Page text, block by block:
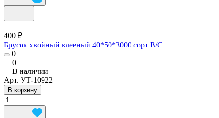
400 ₽
Брусок хвойный клееный 40*50*3000 сорт В/С
0
0
В наличии
Арт. УТ-10922
В корзину